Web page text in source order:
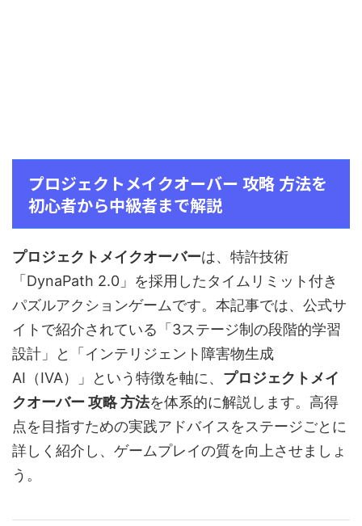
プロジェクトメイクオーバー 攻略 方法を
初心者から中級者まで解説
プロジェクトメイクオーバーは、特許技術
「DynaPath 2.0」を採用したタイムリミット付き
パズルアクションゲームです。本記事では、公式サ
イトで紹介されている「3ステージ制の段階的学習
設計」と「インテリジェント障害物生成
AI（IVA）」という特徴を軸に、 プロジェクトメイ
クオーバー 攻略 方法を体系的に解説します。高得
点を目指すための実践アドバイスをステージごとに
詳しく紹介し、ゲームプレイの質を向上させましょ
う。